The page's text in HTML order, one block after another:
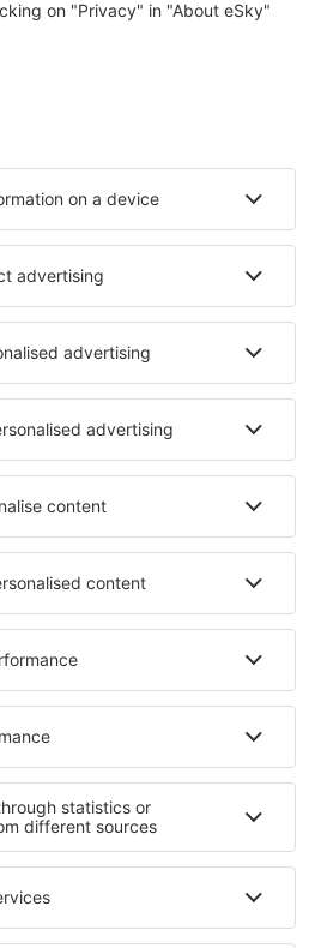
von eSky-Nutzern
Städte
Hotels in Mijas Hotels in Malaga
Hotels in Lloret de Mar
Shonguy Hotels in Rewal
Hotels in Shaviyani Atoll
in Omarama
Hotels im Moseltal
Hotels in Porto